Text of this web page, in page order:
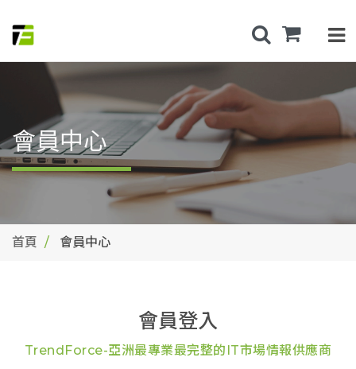
會員中心
首頁 會員中心
會員登入
TrendForce-亞洲最專業最完整的IT市場情報供應商